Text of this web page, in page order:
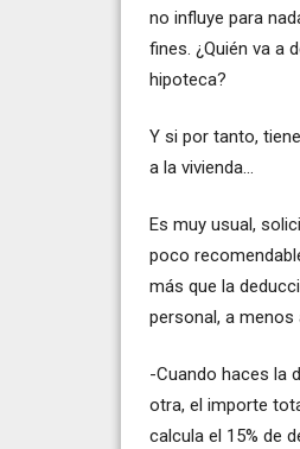
no influye para
fines. ¿Quién va a
hipoteca?
Y si por tanto,
a la vivienda...
Es muy usual,
poco
más que la
personal, a menos
-Cuando haces la
otra, el importe
calcula el 15% de